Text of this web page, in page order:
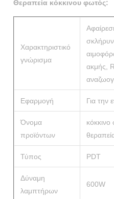
Θεραπεία κόκκινου φωτός:
Χαρακτηριστικό
γνώρισμα
ακμής,
Εφαρμογή Για την
Όνομα
προϊόντων
κόκκινο
Τύπος PDT
Δύναμη
λαμπτήρων
600W